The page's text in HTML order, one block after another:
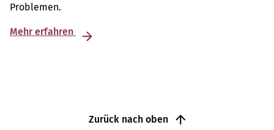
Problemen.
Mehr erfahren
Zurück nach oben